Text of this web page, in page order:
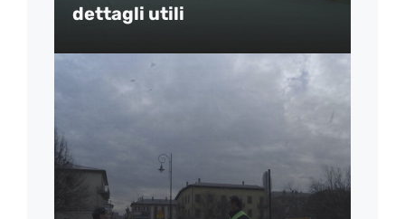
dettagli utili